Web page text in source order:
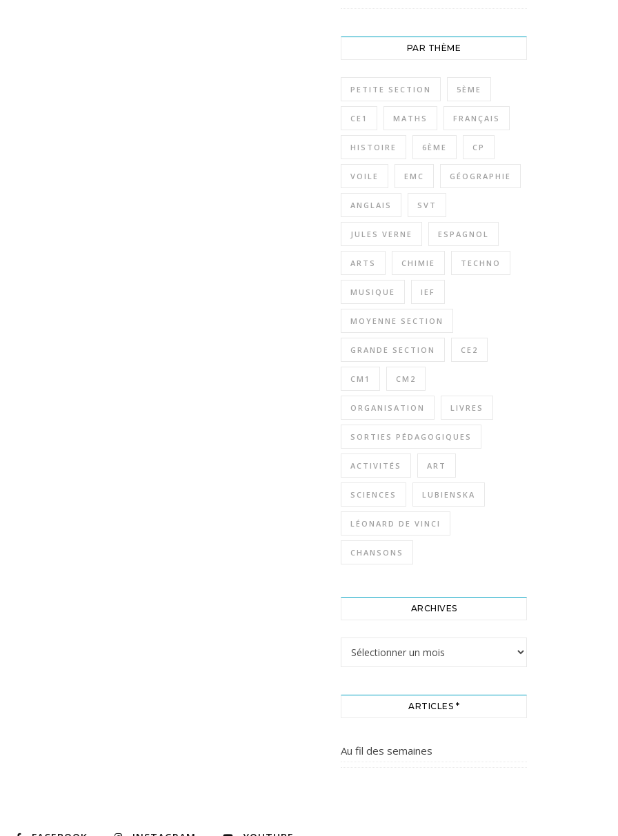
PAR THÈME
PETITE SECTION 5ÈME
CE1 MATHS FRANÇAIS
HISTOIRE 6ÈME CP
VOILE EMC GÉOGRAPHIE
ANGLAIS SVT
JULES VERNE ESPAGNOL
ARTS CHIMIE TECHNO
MUSIQUE IEF
MOYENNE SECTION
GRANDE SECTION CE2
CM1 CM2
ORGANISATION LIVRES
SORTIES PÉDAGOGIQUES
ACTIVITÉS ART
SCIENCES LUBIENSKA
LÉONARD DE VINCI
CHANSONS
ARCHIVES
ARTICLES *
Au fil des semaines